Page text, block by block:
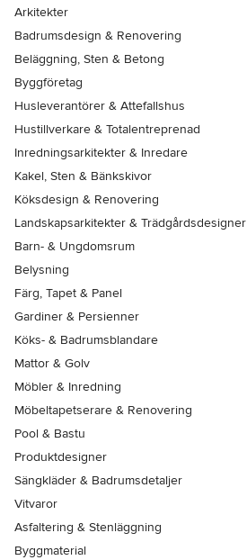
Arkitekter
Badrumsdesign & Renovering
Beläggning, Sten & Betong
Byggföretag
Husleverantörer & Attefallshus
Hustillverkare & Totalentreprenad
Inredningsarkitekter & Inredare
Kakel, Sten & Bänkskivor
Köksdesign & Renovering
Landskapsarkitekter & Trädgårdsdesigner
Barn- & Ungdomsrum
Belysning
Färg, Tapet & Panel
Gardiner & Persienner
Köks- & Badrumsblandare
Mattor & Golv
Möbler & Inredning
Möbeltapetserare & Renovering
Pool & Bastu
Produktdesigner
Sängkläder & Badrumsdetaljer
Vitvaror
Asfaltering & Stenläggning
Byggmaterial